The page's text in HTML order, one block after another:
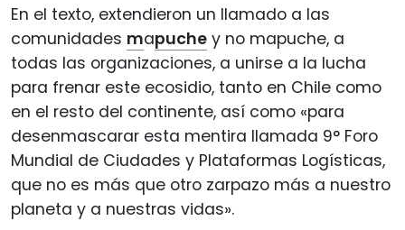
En el texto, extendieron un llamado a las
comunidades mapuche y no mapuche, a
todas las organizaciones, a unirse a la lucha
para frenar este ecosidio, tanto en Chile como
en el resto del continente, así como «para
desenmascarar esta mentira llamada 9° Foro
Mundial de Ciudades y Plataformas Logísticas,
que no es más que otro zarpazo más a nuestro
planeta y a nuestras vidas».